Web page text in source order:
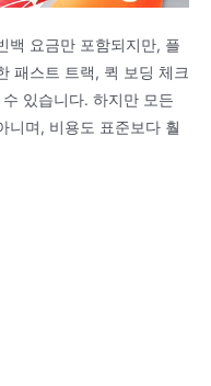
백 요금만 포함되지만, 플
패스트 트랙, 퀵 보딩 체크
있습니다. 하지만 모든
니며, 비용도 표준보다 훨